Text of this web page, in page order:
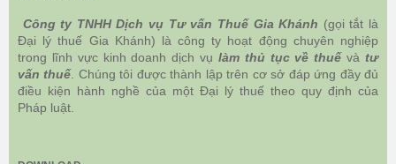
Công ty TNHH Dịch vụ Tư vấn Thuế Gia Khánh (gọi tắt là
Đại lý thuế Gia Khánh) là công ty hoạt động chuyên nghiệp
trong lĩnh vực kinh doanh dịch vụ làm thủ tục về thuếvàtư
vấn thuế. Chúng tôi được thành lập trên cơ sở đáp ứng đầy đủ
điều kiện hành nghề của một Đại lý thuế theo quy định của
Pháp luật.